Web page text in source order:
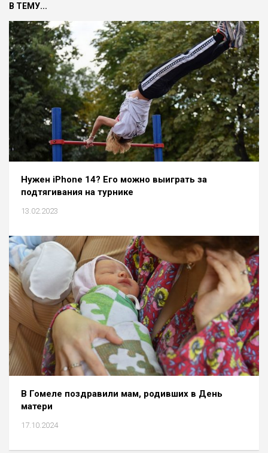
В ТЕМУ...
Нужен iPhone 14? Его можно выиграть за
подтягивания на турнике
13.02.2023
В Гомеле поздравили мам, родивших в День
матери
17.10.2024